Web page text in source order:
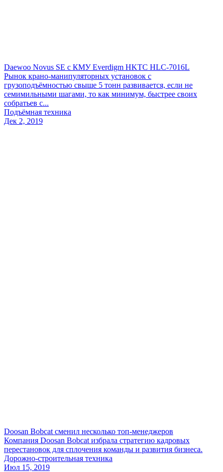
Daewoo Novus SE c КМУ Everdigm HKTC HLC-7016L
Рынок крано-манипуляторных установок с
грузоподъёмностью свыше 5 тонн развивается, если не
семимильными шагами, то как минимум, быстрее своих
собратьев с...
Подъёмная техника
Дек 2, 2019
Doosan Bobcat сменил несколько топ-менеджеров
Компания Doosan Bobcat избрала стратегию кадровых
перестановок для сплочения команды и развития бизнеса.
Дорожно-строительная техника
Июл 15, 2019